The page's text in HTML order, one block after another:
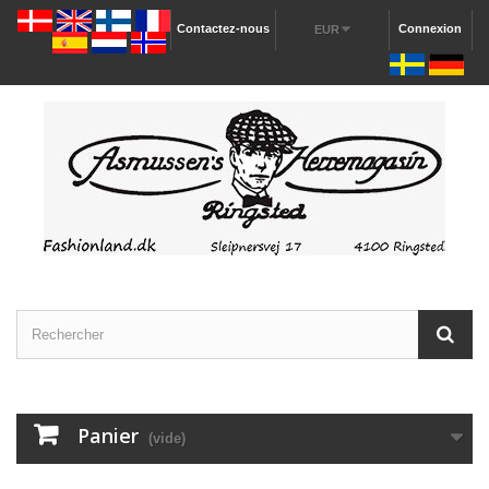
Connexion
EUR
Contactez-nous
Panier (vide)